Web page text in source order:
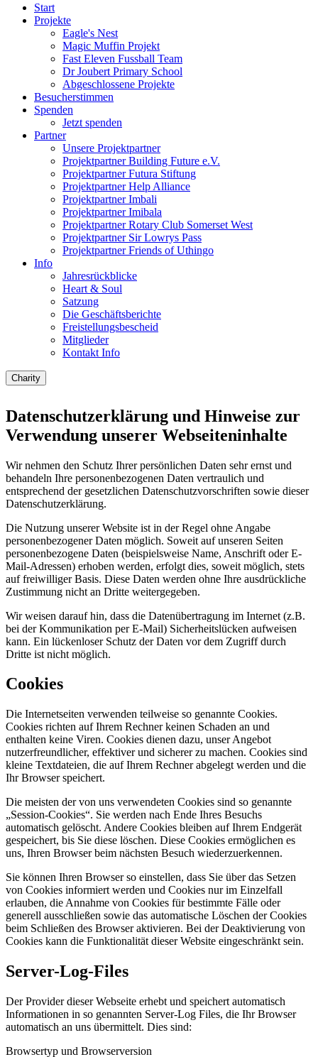
Start
Projekte
Eagle's Nest
Magic Muffin Projekt
Fast Eleven Fussball Team
Dr Joubert Primary School
Abgeschlossene Projekte
Besucherstimmen
Spenden
Jetzt spenden
Partner
Unsere Projektpartner
Projektpartner Building Future e.V.
Projektpartner Futura Stiftung
Projektpartner Help Alliance
Projektpartner Imbali
Projektpartner Imibala
Projektpartner Rotary Club Somerset West
Projektpartner Sir Lowrys Pass
Projektpartner Friends of Uthingo
Info
Jahresrückblicke
Heart & Soul
Satzung
Die Geschäftsberichte
Freistellungsbescheid
Mitglieder
Kontakt Info
Charity
Datenschutzerklärung und Hinweise zur
Verwendung unserer Webseiteninhalte
Wir nehmen den Schutz Ihrer persönlichen Daten sehr ernst und
behandeln Ihre personenbezogenen Daten vertraulich und
entsprechend der gesetzlichen Datenschutzvorschriften sowie dieser
Datenschutzerklärung.
Die Nutzung unserer Website ist in der Regel ohne Angabe
personenbezogener Daten möglich. Soweit auf unseren Seiten
personenbezogene Daten (beispielsweise Name, Anschrift oder E-
Mail-Adressen) erhoben werden, erfolgt dies, soweit möglich, stets
auf freiwilliger Basis. Diese Daten werden ohne Ihre ausdrückliche
Zustimmung nicht an Dritte weitergegeben.
Wir weisen darauf hin, dass die Datenübertragung im Internet (z.B.
bei der Kommunikation per E-Mail) Sicherheitslücken aufweisen
kann. Ein lückenloser Schutz der Daten vor dem Zugriff durch
Dritte ist nicht möglich.
Cookies
Die Internetseiten verwenden teilweise so genannte Cookies.
Cookies richten auf Ihrem Rechner keinen Schaden an und
enthalten keine Viren. Cookies dienen dazu, unser Angebot
nutzerfreundlicher, effektiver und sicherer zu machen. Cookies sind
kleine Textdateien, die auf Ihrem Rechner abgelegt werden und die
Ihr Browser speichert.
Die meisten der von uns verwendeten Cookies sind so genannte
„Session-Cookies“. Sie werden nach Ende Ihres Besuchs
automatisch gelöscht. Andere Cookies bleiben auf Ihrem Endgerät
gespeichert, bis Sie diese löschen. Diese Cookies ermöglichen es
uns, Ihren Browser beim nächsten Besuch wiederzuerkennen.
Sie können Ihren Browser so einstellen, dass Sie über das Setzen
von Cookies informiert werden und Cookies nur im Einzelfall
erlauben, die Annahme von Cookies für bestimmte Fälle oder
generell ausschließen sowie das automatische Löschen der Cookies
beim Schließen des Browser aktivieren. Bei der Deaktivierung von
Cookies kann die Funktionalität dieser Website eingeschränkt sein.
Server-Log-Files
Der Provider dieser Webseite erhebt und speichert automatisch
Informationen in so genannten Server-Log Files, die Ihr Browser
automatisch an uns übermittelt. Dies sind:
Browsertyp und Browserversion